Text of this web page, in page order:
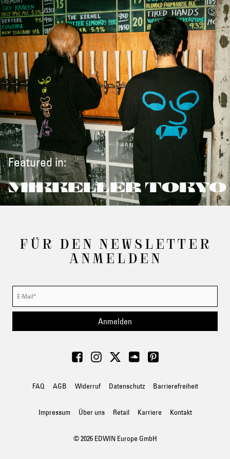
Featured in:
MIKKELLER TOKYO
FÜR DEN NEWSLETTER
ANMELDEN
Anmelden
FAQ AGB Widerruf Datenschutz Barrierefreiheit
Impressum Über uns Retail Karriere Kontakt
© 2026 EDWIN Europe GmbH